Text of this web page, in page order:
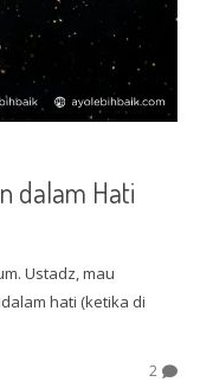
dalam Hati
Ustadz, mau
hati (ketika di
2